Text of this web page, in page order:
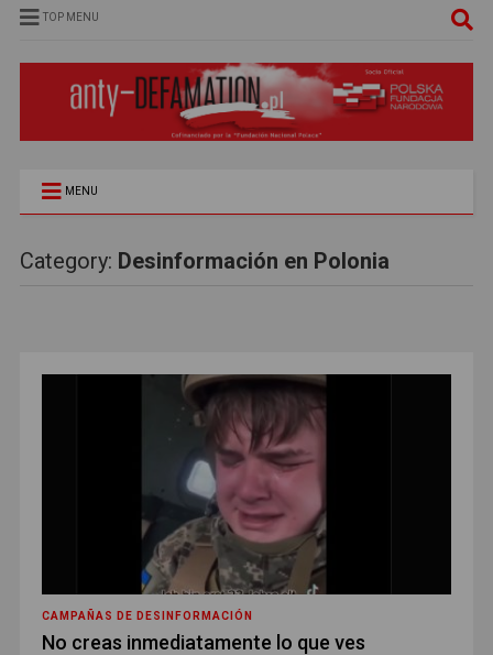
TOP MENU
MENU
Category: Desinformación en Polonia
CAMPAÑAS DE DESINFORMACIÓN
No creas inmediatamente lo que ves